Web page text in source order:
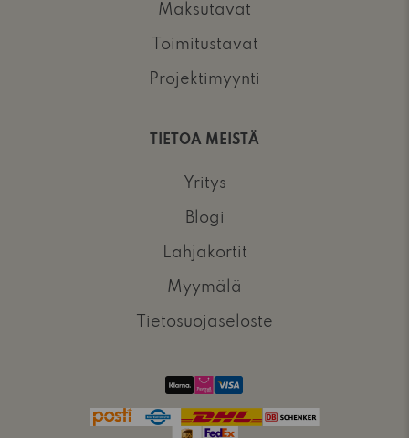
Maksutavat
Toimitustavat
Projektimyynti
TIETOA MEISTÄ
Yritys
Blogi
Lahjakortit
Myymälä
Tietosuojaseloste